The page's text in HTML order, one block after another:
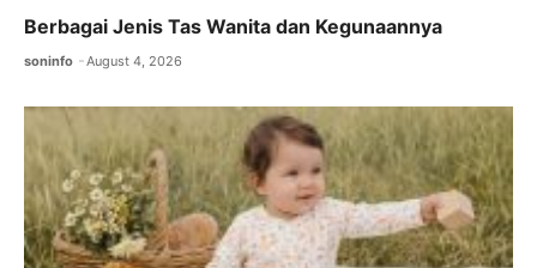
Berbagai Jenis Tas Wanita dan Kegunaannya
soninfo August 4, 2026